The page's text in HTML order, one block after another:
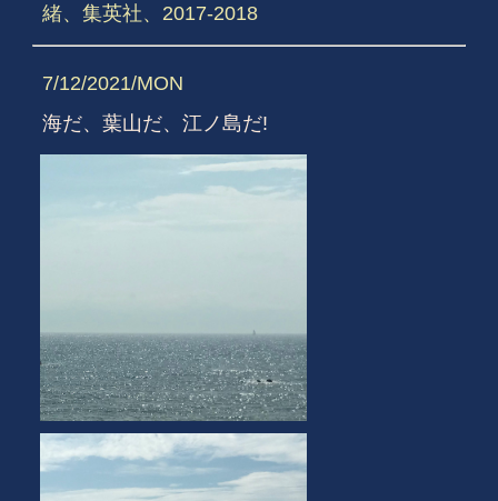
緒、集英社、2017-2018
7/12/2021/MON
海だ、葉山だ、江ノ島だ!